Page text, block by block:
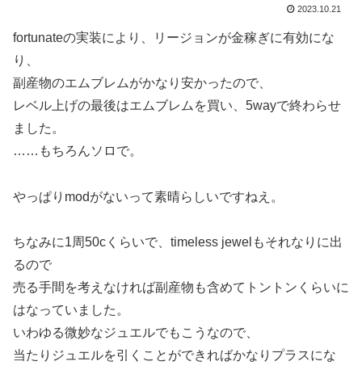
2023.10.21
fortunateの実装により、リージョンが金稼ぎに有効にな
り、
副産物のエムブレムがかなり安かったので、
レベル上げの最後はエムブレムを買い、5wayで終わらせ
ました。
……もちろんソロで。
やっぱりmodがないって素晴らしいですねえ。
ちなみに1周50cくらいで、timeless jewelもそれなりに出
るので
売る手間を考えなければ副産物も含めてトントンくらいに
はなっていました。
いわゆる微妙なジュエルでもこうなので、
当たりジュエルを引くことができればかなりプラスにな